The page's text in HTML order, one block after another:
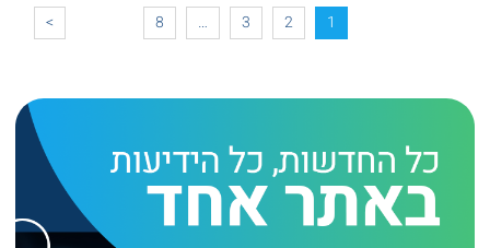
1
2
3
…
8
>